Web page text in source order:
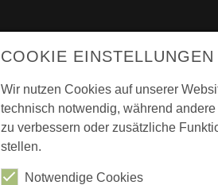
COOKIE EINSTELLUNGEN
Wir nutzen Cookies auf unserer
technisch notwendig, während
zu verbessern oder zusätzliche
stellen.
Notwendige Cookies